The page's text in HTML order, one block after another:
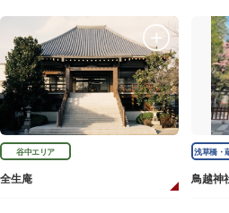
谷中エリア
全生庵
浅草橋・
鳥越神